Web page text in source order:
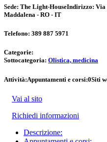
Sede: The Light-HouseIndirizzo: Via
Maddalena - RO - IT
Telefono: 389 887 5971
Categorie:
Sottocategoria: Olistica, medicina
Attività:Appuntamenti e corsi:0Siti
Vai al sito
Richiedi informazioni
Descrizione: